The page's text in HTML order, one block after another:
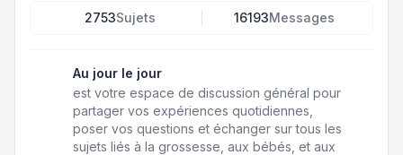
2753Sujets 16193Messages
Au jour le jour
est votre espace de discussion général pour
partager vos expériences quotidiennes,
poser vos questions et échanger sur tous les
sujets liés à la grossesse, aux bébés, et aux